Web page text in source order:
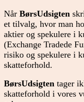
Når BørsUdsigten
et tilvalg, hvor man
aktier og spekulere i
(Exchange Tradede
risiko og spekulere i
skatteforhold.
BørsUdsigten tager
skatteforhold i vores